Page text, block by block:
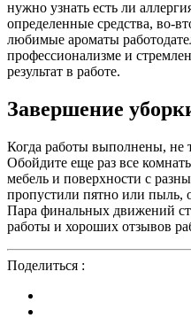
нужно узнать есть ли
определенные средства, во-
любимые ароматы
профессионализме и
результат в работе.
Завершение
Когда работы выполнены, не
Обойдите еще раз все
мебель и поверхности с
пропустили пятно или пыль,
Пара финальных движений
работы и хороших отзывов
Поделиться :